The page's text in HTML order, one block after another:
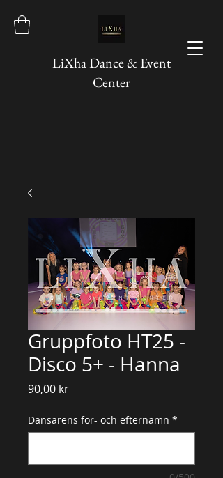
LiXha Dance & Event
Center
Gruppfoto HT25 -
Disco 5+ - Hanna
90,00 krPris
Dansarens för- och efternamn *